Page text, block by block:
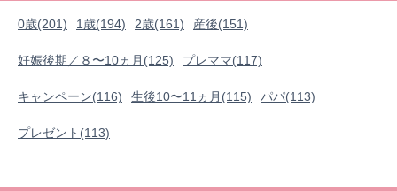
0歳(201) 1歳(194) 2歳(161) 産後(151)
妊娠後期／８〜10ヵ月(125) プレママ(117)
キャンペーン(116) 生後10〜11ヵ月(115) パパ(113)
プレゼント(113)